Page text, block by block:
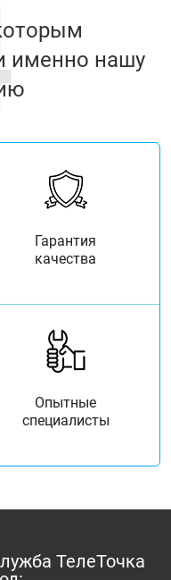
именно нашу
Гарантия
качества
Опытные
специалисты
ТелеТочка